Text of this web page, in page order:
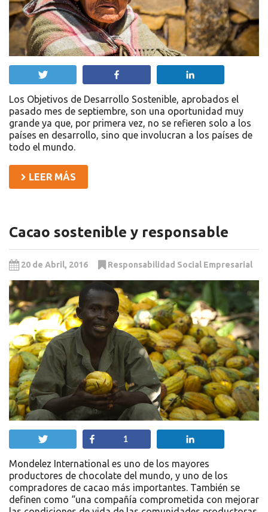
Los Objetivos de Desarrollo Sostenible, aprobados el
pasado mes de septiembre, son una oportunidad muy
grande ya que, por primera vez, no se refieren solo a los
países en desarrollo, sino que involucran a los países de
todo el mundo.
LEER MÁS
Cacao sostenible y responsable
20 de Abril, 2016 Responsabilidad Social Empresarial
Compartir
1
Mondelez International es uno de los mayores
productores de chocolate del mundo, y uno de los
compradores de cacao más importantes. También se
definen como “una compañía comprometida con mejorar